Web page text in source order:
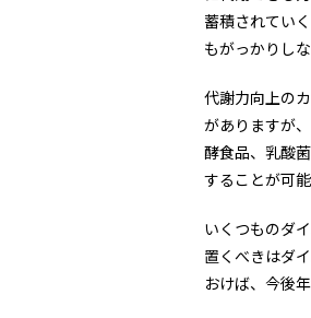
蓄積されてい
もがっかりし
代謝力向上の
がありますが
酵食品、乳酸
することが可能
いくつものダ
置くべきはダ
おけば、今後